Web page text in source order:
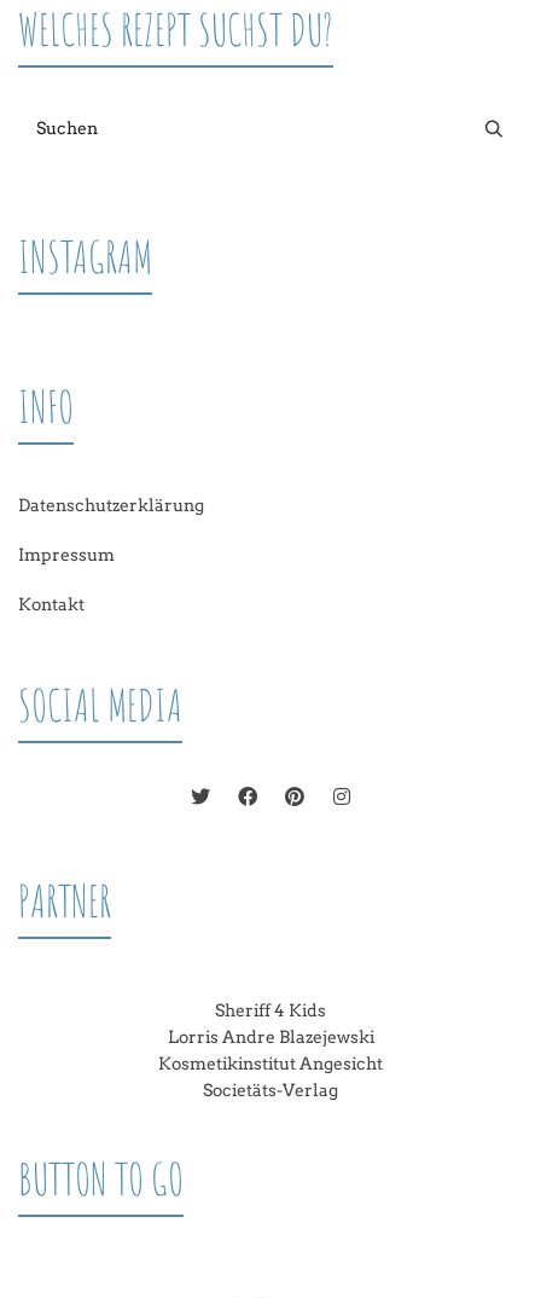
WELCHES REZEPT SUCHST DU?
INSTAGRAM
INFO
Datenschutzerklärung
Impressum
Kontakt
SOCIAL MEDIA
PARTNER
Sheriff 4 Kids
Lorris Andre Blazejewski
Kosmetikinstitut Angesicht
Societäts-Verlag
BUTTON TO GO